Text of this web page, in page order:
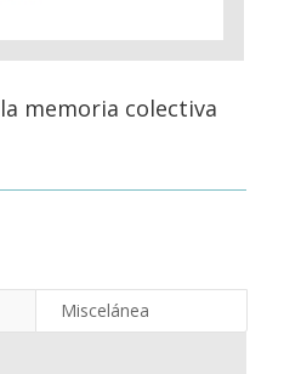
memoria colectiva
Miscelánea